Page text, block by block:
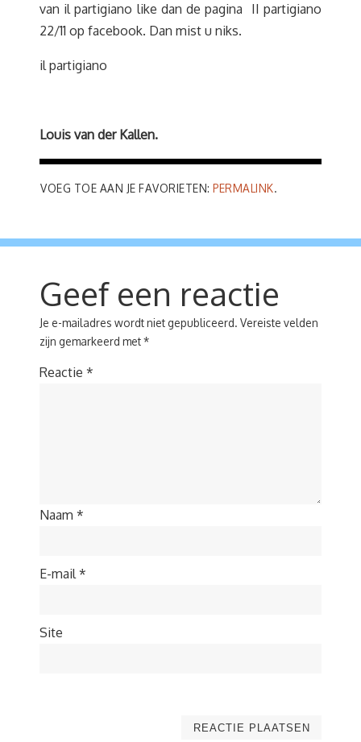
van il partigiano like dan de pagina II partigiano
22/11 op facebook. Dan mist u niks.
il partigiano
Louis van der Kallen.
VOEG TOE AAN JE FAVORIETEN: PERMALINK.
Geef een reactie
Je e-mailadres wordt niet gepubliceerd. Vereiste velden
zijn gemarkeerd met*
Reactie *
Naam *
E-mail *
Site